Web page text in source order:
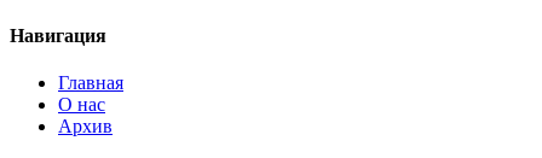
Навигация
Главная
О нас
Архив